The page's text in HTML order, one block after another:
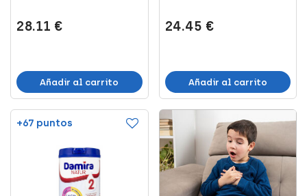
28.11 €
Añadir al carrito
24.45 €
Añadir al carrito
+67 puntos